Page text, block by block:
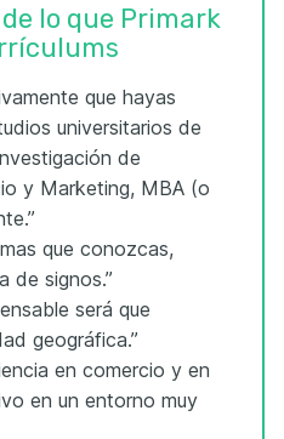
lo que Primark
que hayas
universitarios de
de
y Marketing, MBA (o
que conozcas,
de signos.”
será que
geográfica.”
en comercio y en
en un entorno muy